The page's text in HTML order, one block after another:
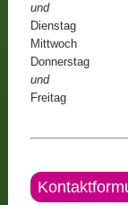
und
Dienstag
Mittwoch
Donnerstag
und
Freitag